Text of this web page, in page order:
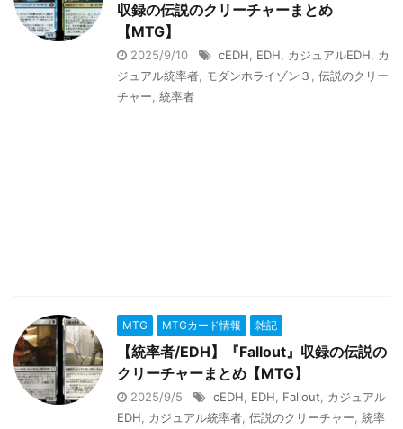
収録の伝説のクリーチャーまとめ
【MTG】
2025/9/10 cEDH EDH カジュアルEDH
カ
ジュアル統率者 モダンホライゾン３
伝説のクリー
チャー 統率者
MTG MTGカード情報 雑記
【統率者/EDH】『Fallout』収録の伝説の
クリーチャーまとめ【MTG】
2025/9/5 cEDH EDH Fallout
カジュアル
EDH
カジュアル統率者 伝説のクリーチャー 統率